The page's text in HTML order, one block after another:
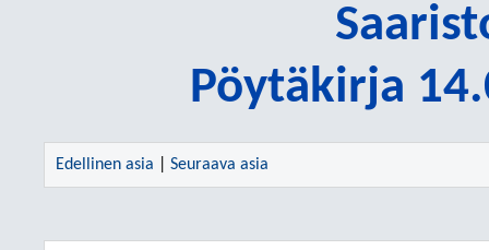
Pöytäkirja
Edellinen asia Seuraava asia